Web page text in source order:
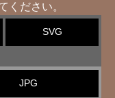
ください。
SVG
JPG